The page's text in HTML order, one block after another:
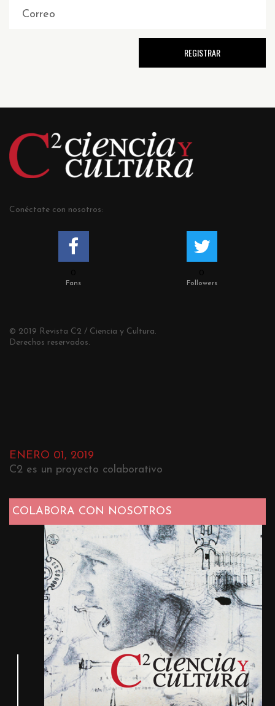
Conéctate con nosotros:
Fans Followers
© 2019 Revista C2 / Ciencia y Cultura.
Derechos reservados.
ENERO 01, 2019
C2 es un proyecto colaborativo
COLABORA CON NOSOTROS